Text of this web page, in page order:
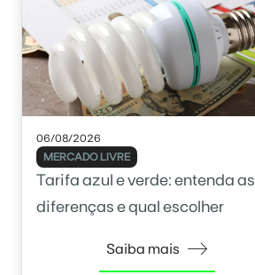
06/08/2026
MERCADO LIVRE
Tarifa azul e verde: entenda as
diferenças e qual escolher
Saiba mais